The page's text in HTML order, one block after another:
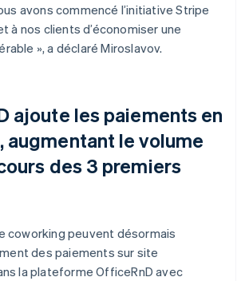
avons commencé l’initiative Stripe
à nos clients d’économiser une
», a déclaré Miroslavov.
ajoute les paiements en
augmentant le volume
des 3 premiers
coworking peuvent désormais
des paiements sur site
la plateforme OfficeRnD avec